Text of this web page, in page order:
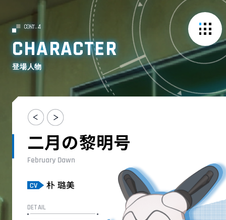
CONT.4
CHARACTER
登場人物
二月の黎明号
February Dawn
CV 朴 璐美
DETAIL